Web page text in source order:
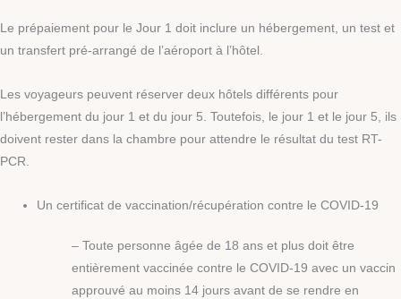
Le prépaiement pour le Jour 1 doit inclure un hébergement, un test et
un transfert pré-arrangé de l’aéroport à l’hôtel.
Les voyageurs peuvent réserver deux hôtels différents pour
l’hébergement du jour 1 et du jour 5. Toutefois, le jour 1 et le jour 5, ils
doivent rester dans la chambre pour attendre le résultat du test RT-
PCR.
Un certificat de vaccination/récupération contre le COVID-19
– Toute personne âgée de 18 ans et plus doit être
entièrement vaccinée contre le COVID-19 avec un vaccin
approuvé au moins 14 jours avant de se rendre en